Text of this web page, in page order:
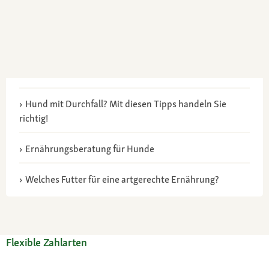
Hund mit Durchfall? Mit diesen Tipps handeln Sie
richtig!
Ernährungsberatung für Hunde
Welches Futter für eine artgerechte Ernährung?
Flexible Zahlarten